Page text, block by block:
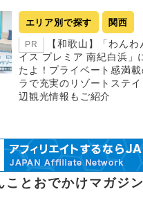
エリア別で探す 関西
PR
【和歌山】「わんわ
イス プレミア 南紀白浜」
たよ！プライベート感満載
ラで充実のリゾートステ
辺観光情報もご紹介
ことおでかけマガジン